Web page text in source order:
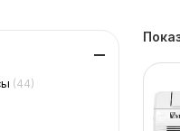
(44)